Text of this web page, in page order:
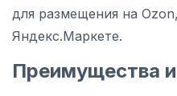
для размещения на
Яндекс.Маркете.
Преимущества